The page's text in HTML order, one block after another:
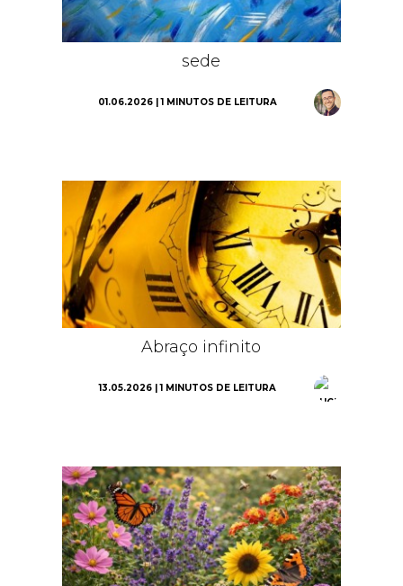
sede
01.06.2026 | 1 MINUTOS DE LEITURA
Abraço infinito
13.05.2026 | 1 MINUTOS DE LEITURA